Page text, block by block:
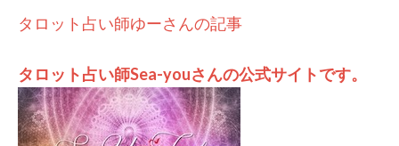
タロット占い師ゆーさんの記事
タロット占い師Sea-youさんの公式サイトです。